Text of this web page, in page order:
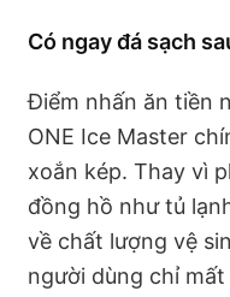
Có ngay đá sạch
Điểm nhấn ăn tiền
ONE Ice Master
xoắn kép. Thay vì
đồng hồ như tủ
về chất lượng vệ
người dùng chỉ